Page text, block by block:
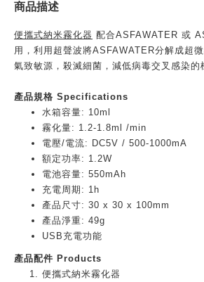
商品描述
便攜式納米霧化器 配合ASFAWATER 或
用，利用超聲波將ASFAWATER分解成超
氣致敏源，殺滅細菌，減低病毒交叉感染的
產品規格 Specifications
水箱容量: 10ml
霧化量: 1.2-1.8ml /min
電壓/電流: DC5V / 500-1000mA
額定功率: 1.2W
電池容量: 550mAh
充電周期: 1h
產品尺寸: 30 x 30 x 100mm
產品淨重: 49g
USB充電功能
產品配件 Products
便攜式納米霧化器